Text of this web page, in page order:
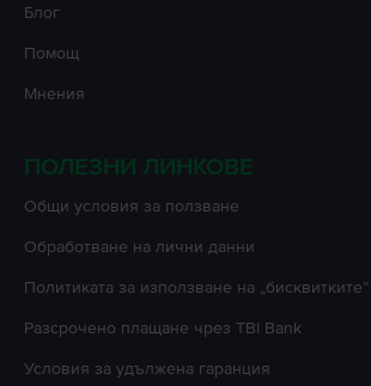
Блог
Помощ
Мнения
ПОЛЕЗНИ ЛИНКОВЕ
Oбщи условия за ползване
Oбработване на лични данни
Политиката за използване на „бисквитките”
Разсрочено плащане чрез TBI Bank
Условия за удължена гаранция